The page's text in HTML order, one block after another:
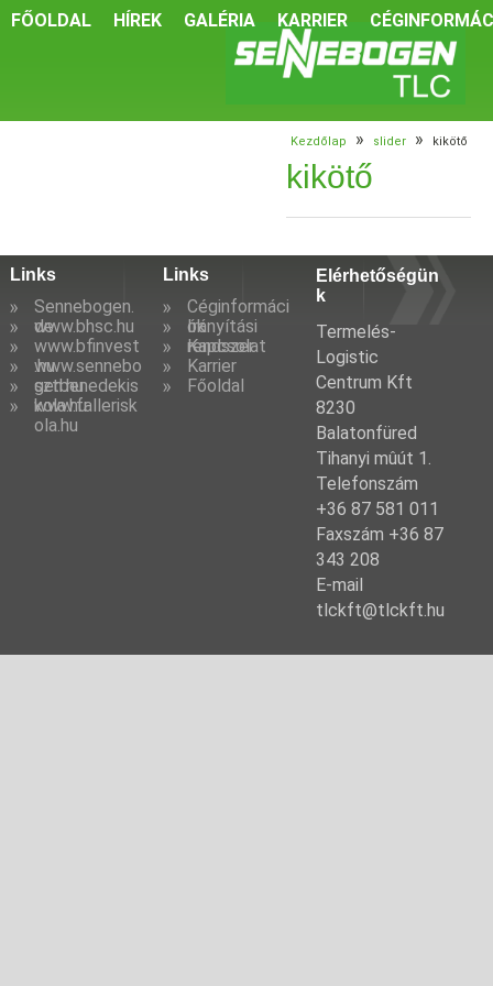
FŐOLDAL HÍREK GALÉRIA KARRIER
Kezdőlap » slider » kikötő
kikötő
Links
Sennebogen.
de
www.bhsc.hu
www.bfinvest
.hu
www.sennebo
gen.hu
sztbenedekis
kola.hu
www.fallerisk
ola.hu
Links
Céginformáci
ók
Irányítási
rendszer
Kapcsolat
Karrier
Főoldal
Elérhetőségün
k
Termelés-
Logistic
Centrum Kft
8230
Balatonfüred
Tihanyi mûút 1.
Telefonszám
+36 87 581 011
Faxszám +36 87
343 208
E-mail
tlckft@tlckft.hu